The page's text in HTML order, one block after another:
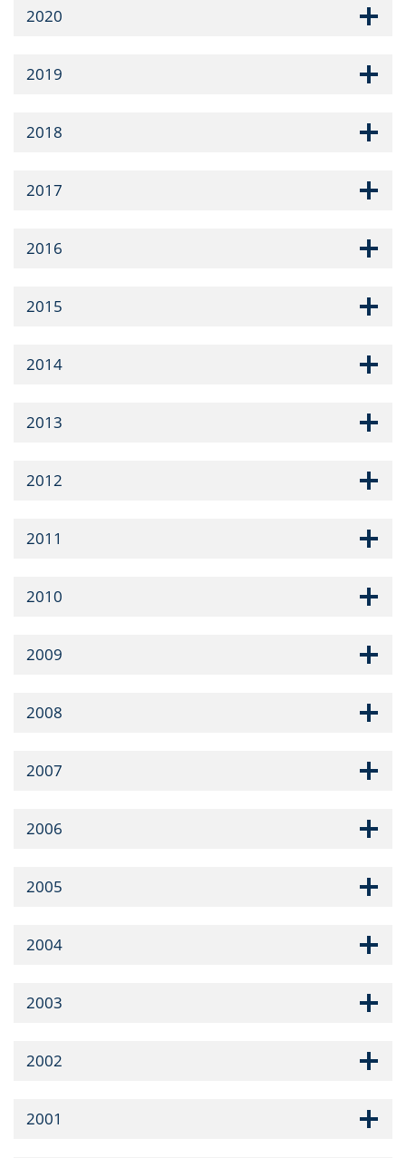
2020
2019
2018
2017
2016
2015
2014
2013
2012
2011
2010
2009
2008
2007
2006
2005
2004
2003
2002
2001